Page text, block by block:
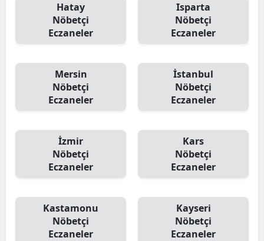
Hatay
Nöbetçi
Eczaneler
Isparta
Nöbetçi
Eczaneler
Mersin
Nöbetçi
Eczaneler
İstanbul
Nöbetçi
Eczaneler
İzmir
Nöbetçi
Eczaneler
Kars
Nöbetçi
Eczaneler
Kastamonu
Nöbetçi
Eczaneler
Kayseri
Nöbetçi
Eczaneler